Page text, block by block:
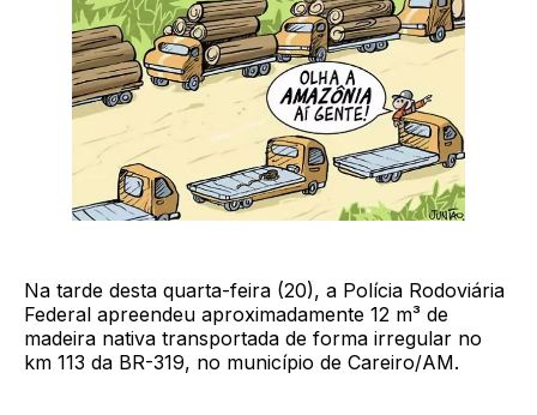
Na tarde desta quarta-feira (20), a Polícia Rodoviária
Federal apreendeu aproximadamente 12 m³ de
madeira nativa transportada de forma irregular no
km 113 da BR-319, no município de Careiro/AM.